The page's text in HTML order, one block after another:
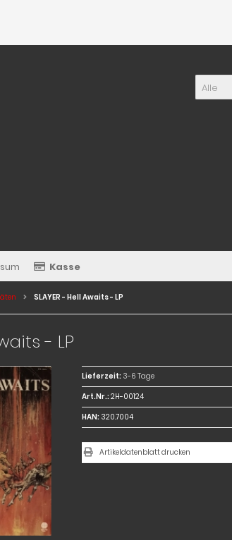
Alle
Kasse
SLAYER - Hell Awaits - LP
- LP
Lieferzeit: 3-6 Tage
Art.Nr.:2H-00124
HAN:320.7004
Artikeldatenblatt drucken